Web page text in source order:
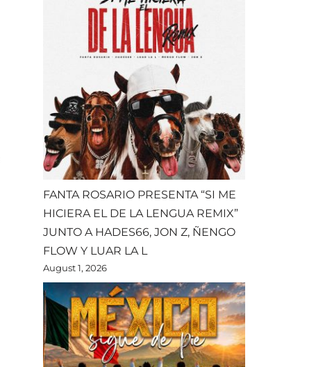
FANTA ROSARIO PRESENTA “SI ME
HICIERA EL DE LA LENGUA REMIX”
JUNTO A HADES66, JON Z, ÑENGO
FLOW Y LUAR LA L
August 1, 2026